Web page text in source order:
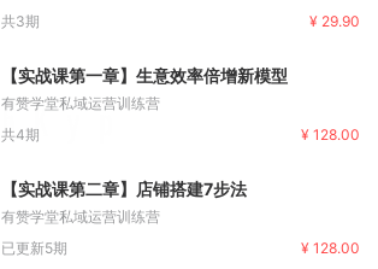
共3期
¥ 29.90
【实战课第一章】生意效率倍增新模型
有赞学堂私域运营训练营
共4期
¥ 128.00
【实战课第二章】店铺搭建7步法
有赞学堂私域运营训练营
已更新5期
¥ 128.00